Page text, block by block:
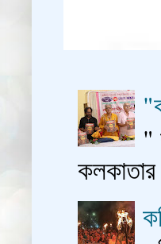
"
কলকাতার